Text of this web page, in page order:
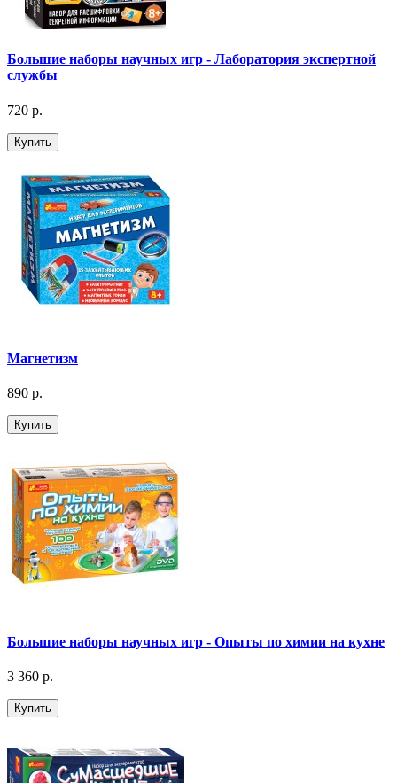
Большие наборы научных игр - Лаборатория экспертной
службы
720 р.
Купить
Магнетизм
890 р.
Купить
Большие наборы научных игр - Опыты по химии на кухне
3 360 р.
Купить